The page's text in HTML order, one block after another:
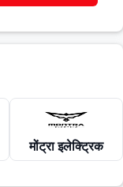
मोंट्रा इलेक्ट्रिक